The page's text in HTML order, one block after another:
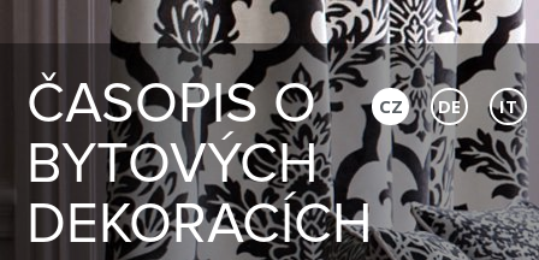
ČASOPIS O
BYTOVÝCH
DEKORACÍCH
CZ DE IT